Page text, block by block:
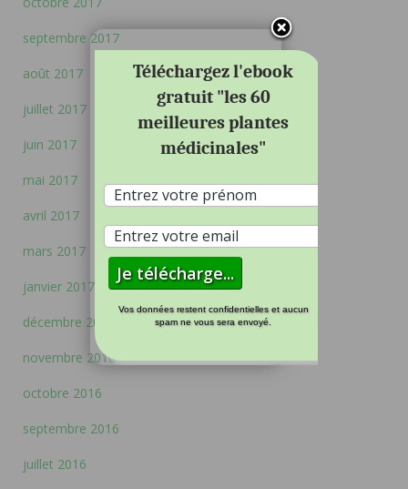
septembre 2017
août 2017
juillet 2017
juin 2017
mai 2017
avril 2017
mars 2017
janvier 2017
décembre 2016
novembre 2016
octobre 2016
septembre 2016
juillet 2016
Téléchargez l'ebook
gratuit "les 60
meilleures plantes
médicinales"
Vos données restent confidentielles et aucun
spam ne vous sera envoyé.